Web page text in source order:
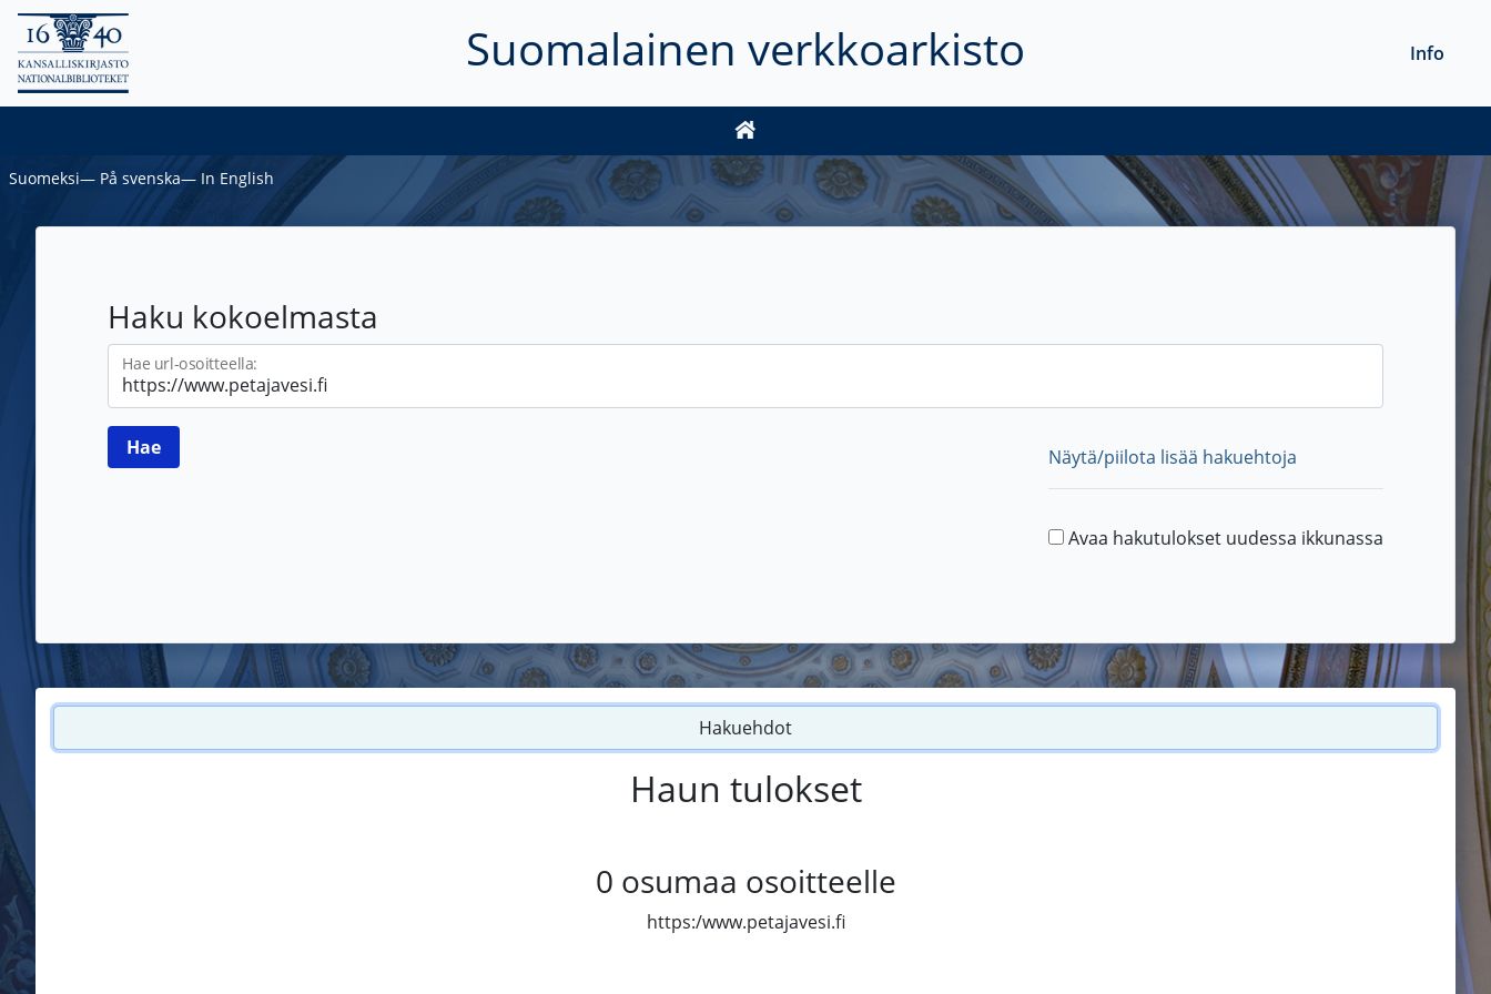
Suomalainen verkkoarkisto Info
Suomeksi― På svenska― In English
Haku kokoelmasta
Hae url-osoitteella:
Näytä/piilota lisää hakuehtoja
Avaa hakutulokset uudessa ikkunassa
Hakuehdot
Haun tulokset
0 osumaa osoitteelle
https:/www.petajavesi.fi